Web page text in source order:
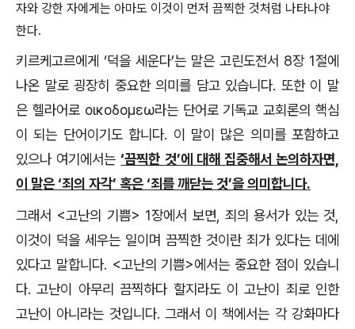
자와 강한 자에게는 아마도 이것이 먼저 끔찍한 것처럼 나타나야
한다.
키르케고르에게 ‘덕을 세운다’는 말은 고린도전서 8장 1절에
나온 말로 굉장히 중요한 의미를 담고 있습니다. 또한 이 말
은 헬라어로 οικοδομεω라는 단어로 기독교 교회론의 핵심
이 되는 단어이기도 합니다. 이 말이 많은 의미를 포함하고
있으나 여기에서는 ‘끔찍한 것’에 대해 집중해서 논의하자면,
이 말은 ‘죄의 자각’ 혹은 ‘죄를 깨닫는 것’을 의미합니다.
그래서 <고난의 기쁨> 1장에서 보면, 죄의 용서가 있는 것,
이것이 덕을 세우는 일이며 끔찍한 것이란 죄가 있다는 데에
있다고 말합니다. <고난의 기쁨>에서는 중요한 점이 있습니
다. 고난이 아무리 끔찍하다 할지라도 이 고난이 죄로 인한
고난이 아니라는 것입니다. 그래서 이 책에서는 각 강화마다